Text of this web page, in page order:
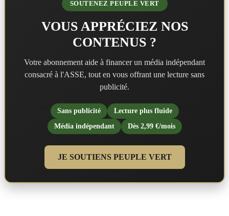
SOUTENEZ PEUPLE VERT
VOUS APPRÉCIEZ NOS
CONTENUS ?
Votre abonnement aide à financer un média indépendant
consacré à l'ASSE, tout en vous offrant une lecture sans
publicité.
Sans publicité
Lecture plus fluide
Média indépendant
Dès 2,99 €/mois
JE SOUTIENS PEUPLE VERT